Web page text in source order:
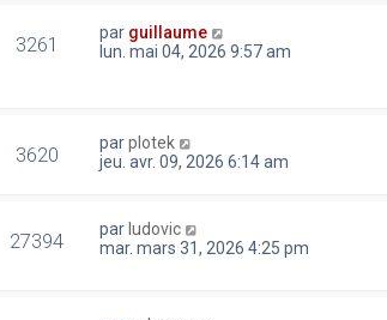
3261 par guillaume
lun. mai 04, 2026 9:57 am
3620 parplotek
jeu. avr. 09, 2026 6:14 am
27394 par ludovic
mar. mars 31, 2026 4:25 pm